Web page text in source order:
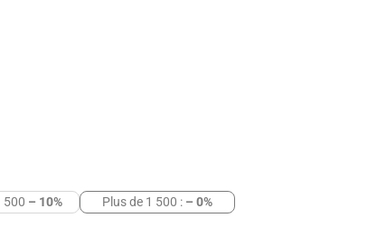
500 – 10% Plus de 1 500 : – 0%